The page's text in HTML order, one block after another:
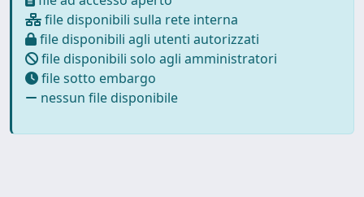
file disponibili sulla rete interna
file disponibili agli utenti autorizzati
file disponibili solo agli amministratori
file sotto embargo
nessun file disponibile